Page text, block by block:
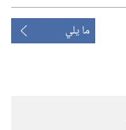
ما يلي